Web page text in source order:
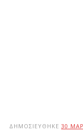
ΔΗΜΟΣΙΕΎΘΗΚΕ 30